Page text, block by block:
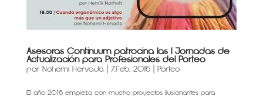
Asesoras Continuum patrocina las I Jornadas de
Actualización para Profesionales del Porteo
por Nohemí Hervada 7,Feb, 2016| Porteo
El año 2016 empieza con mucho proyectos ilusionantes para